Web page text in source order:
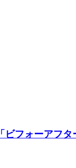
「ビフォーアフ